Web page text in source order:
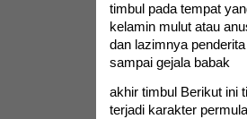
timbul pada tempat
kelamin mulut atau
dan lazimnya
sampai gejala babak
akhir timbul Berikut ini
terjadi karakter